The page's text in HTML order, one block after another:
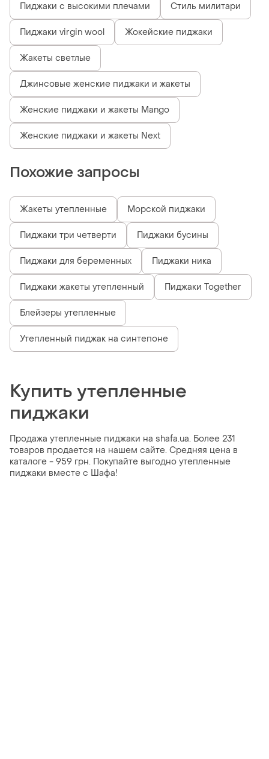
Пиджаки с высокими плечами Стиль милитари
Пиджаки virgin wool Жокейские пиджаки
Жакеты светлые
Джинсовые женские пиджаки и жакеты
Женские пиджаки и жакеты Mango
Женские пиджаки и жакеты Next
Похожие запросы
Жакеты утепленные Морской пиджаки
Пиджаки три четверти Пиджаки бусины
Пиджаки для беременных Пиджаки ника
Пиджаки жакеты утепленный Пиджаки Together
Блейзеры утепленные
Утепленный пиджак на синтепоне
Купить утепленные
пиджаки
Продажа утепленные пиджаки на shafa.ua. Более 231
товаров продается на нашем сайте. Средняя цена в
каталоге - 959 грн. Покупайте выгодно утепленные
пиджаки вместе с Шафа!